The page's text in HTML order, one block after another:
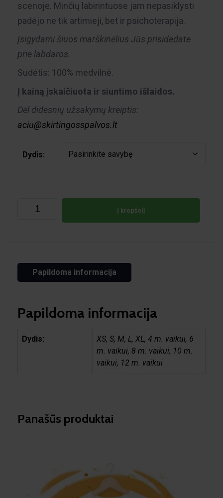
scenoje. Minčių labirintuose jam nepasiklysti
padėjo ne tik artimieji, bet ir psichoterapija.
Įsigydami šiuos marškinėlius Jūs prisidedate
prie labdaros.
Sudėtis: 100% medvilnė.
Į kainą įskaičiuota ir siuntimo išlaidos.
Dėl didesnių užsakymų kreiptis:
aciu@skirtingosspalvos.lt
Dydis:
Į krepšelį
Papildoma informacija
Papildoma informacija
Dydis:
XS, S, M, L, XL, 4 m. vaikui, 6
m. vaikui, 8 m. vaikui, 10 m.
vaikui, 12 m. vaikui
Panašūs produktai